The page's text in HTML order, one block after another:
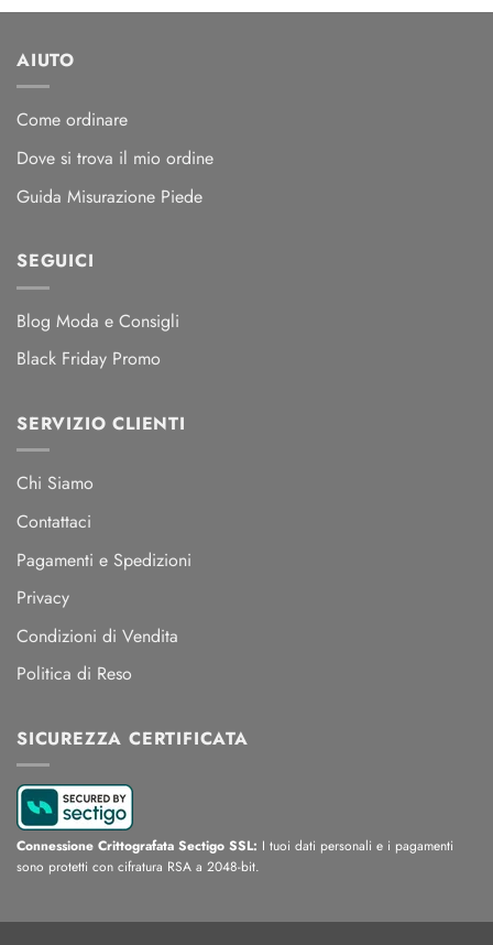
€162.95.€151.95.
AIUTO
Come ordinare
Dove si trova il mio ordine
Guida Misurazione Piede
SEGUICI
Blog Moda e Consigli
Black Friday Promo
SERVIZIO CLIENTI
Chi Siamo
Contattaci
Pagamenti e Spedizioni
Privacy
Condizioni di Vendita
Politica di Reso
SICUREZZA CERTIFICATA
Connessione Crittografata Sectigo SSL: I tuoi dati personali e i pagamenti
sono protetti con cifratura RSA a 2048-bit.